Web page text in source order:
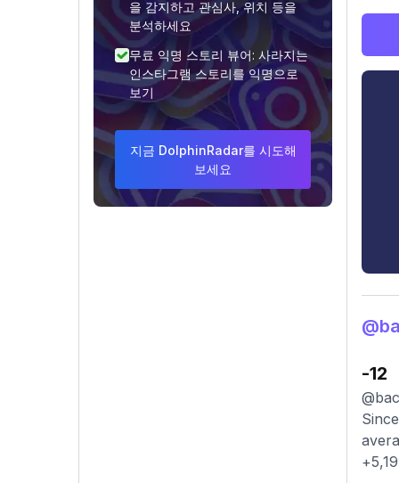
을 감지하고 관심사, 위치 등을
분석하세요
무료 익명 스토리 뷰어: 사라지는
인스타그램 스토리를 익명으로
보기
지금 DolphinRadar를 시도해
보세요
-12